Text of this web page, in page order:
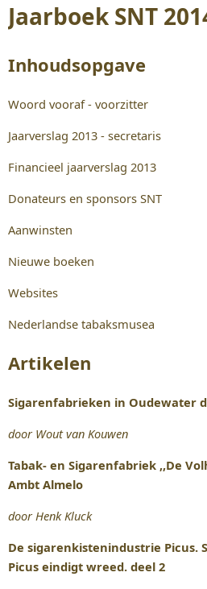
Jaarboek SNT
Inhoudsopgave
Woord vooraf - voorzitter
Jaarverslag 2013 - secretaris
Financieel jaarverslag 2013
Donateurs en sponsors SNT
Aanwinsten
Nieuwe boeken
Websites
Nederlandse tabaksmusea
Artikelen
Sigarenfabrieken in Oudewater
door Wout van Kouwen
Tabak- en Sigarenfabriek ,,De
Ambt Almelo
door Henk Kluck
De sigarenkistenindustrie Picus.
Picus eindigt wreed. deel 2